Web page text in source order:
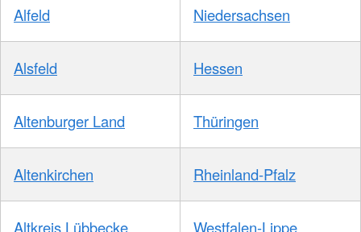
Alfeld Niedersachsen
Alsfeld Hessen
Altenburger Land Thüringen
Altenkirchen Rheinland-Pfalz
Altkreis Lübbecke Westfalen-Lippe